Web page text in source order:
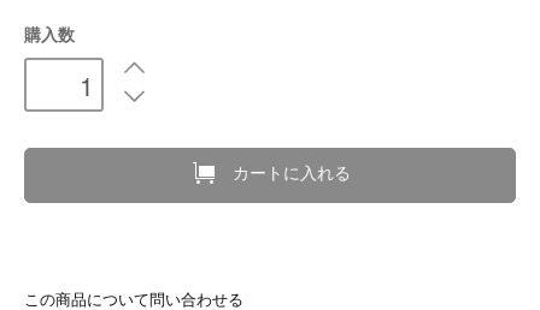
購入数
カートに入れる
この商品について問い合わせる